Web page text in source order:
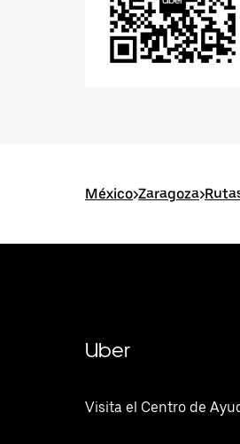
México>Zaragoza>
Uber
Visita el Centro de